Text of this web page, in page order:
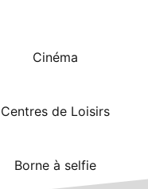
Cinéma
Centres de Loisirs
Borne à selfie